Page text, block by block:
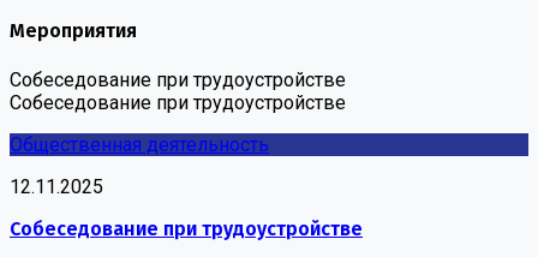
Мероприятия
Собеседование при трудоустройстве
Собеседование при трудоустройстве
Общественная деятельность
12.11.2025
Собеседование при трудоустройстве